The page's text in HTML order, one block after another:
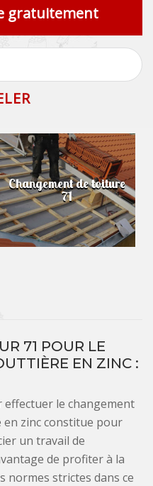
gratuitement
Changement de toiture
71
71 POUR LE
EN ZINC :
le changement
zinc constitue pour
un travail de
de profiter à la
normes strictes dans ce